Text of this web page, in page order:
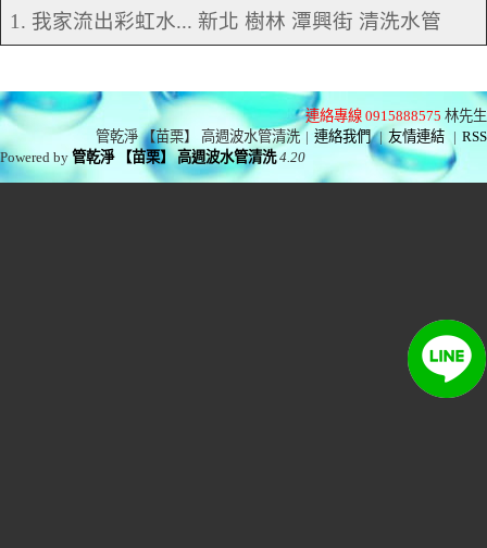
1. 我家流出彩虹水... 新北 樹林 潭興街 清洗水管
連絡專線 0915888575 林先生
管乾淨 【苗栗】 高週波水管清洗 | 連絡我們 | 友情連結 | RSS
Powered by管乾淨 【苗栗】 高週波水管清洗 4.20